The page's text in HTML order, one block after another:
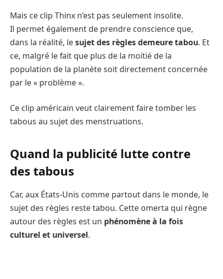
Mais ce clip Thinx n’est pas seulement insolite.
Il permet également de prendre conscience que,
dans la réalité, lesujet des règles demeure tabou. Et
ce, malgré le fait que plus de la moitié de la
population de la planète soit directement concernée
par le « problème ».
Ce clip américain veut clairement faire tomber les
tabous au sujet des menstruations.
Quand la publicité lutte contre
des tabous
Car, aux États-Unis comme partout dans le monde, le
sujet des règles reste tabou. Cette omerta qui règne
autour des règles est un phénomène à la fois
culturel et universel.